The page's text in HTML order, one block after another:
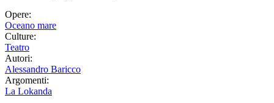
Opere:
Oceano mare
Culture:
Teatro
Autori:
Alessandro Baricco
Argomenti:
La Lokanda